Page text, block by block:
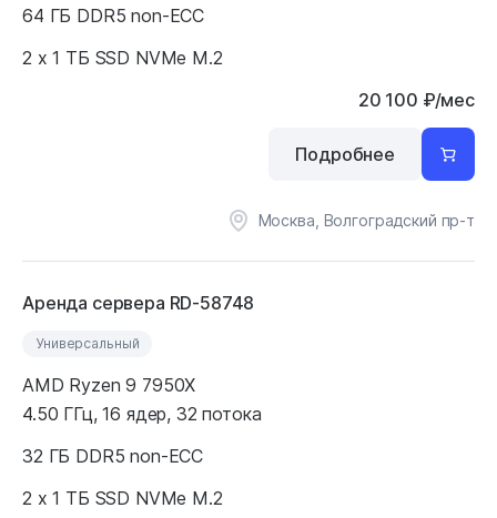
64 ГБ DDR5 non-ECC
2 x 1 ТБ SSD NVMe M.2
20 100 ₽/мес
Москва, Волгоградский пр-т
Подробнее
Аренда сервера RD-58748
Универсальный
AMD Ryzen 9 7950X
4.50 ГГц, 16 ядер, 32 потока
32 ГБ DDR5 non-ECC
2 x 1 ТБ SSD NVMe M.2